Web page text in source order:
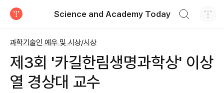
Science and Academy Today
과학기술인 예우 및 시상/시상
제3회 '카길한림생명과학상' 이상
열 경상대 교수